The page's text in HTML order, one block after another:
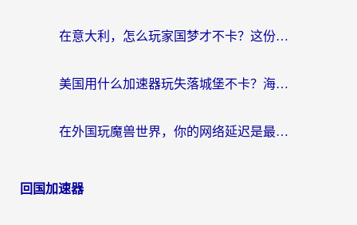
在意大利，怎么玩家国梦才不卡？这份终极加速指南请收好
美国用什么加速器玩失落城堡不卡？海外党亲测有效的国服游戏加速指南
在外国玩魔兽世界，你的网络延迟是最大的敌人
回国加速器